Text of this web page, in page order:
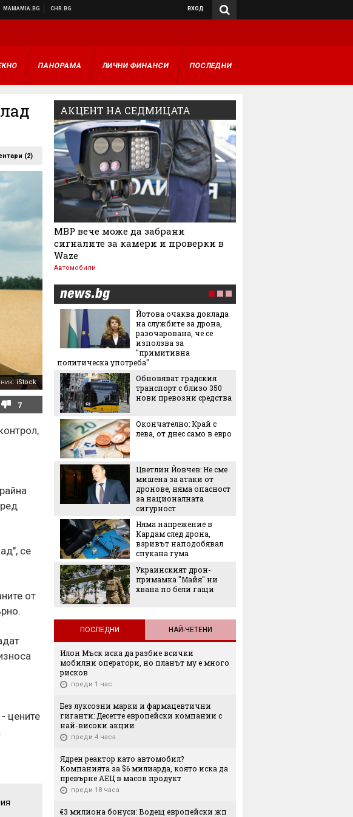
ВХОД
ПАНОРАМА ЛИЧНИ ФИНАНСИ ПОСЛЕДНИ
(2)
iStock
7
се
от
цените
АКЦЕНТ НА СЕДМИЦАТА
МВР вече може да забрани
сигналите за камери и проверки в
Waze
Автомобили
Вече има
които
в
солидна
заради
трима
Гледам
Йотова очаква доклада
на службите за дрона,
разочарована, че се
използва за
"примитивна
политическа употреба"
Обновяват градския
транспорт с близо 350
нови превозни средства
Окончателно: Край с
лева, от днес само в евро
Цветлин Йовчев: Не сме
мишена за атаки от
дронове, няма опасност
за националната
сигурност
Няма напрежение в
Кардам след дрона,
взривът наподобявал
спукана гума
Украинският дрон-
примамка "Майя" ни
хвана по бели гащи
ПОСЛЕДНИ НАЙ-ЧЕТЕНИ
Илон Мъск иска да разбие всички
мобилни оператори, но планът му е много
рисков
преди 1 час
Без луксозни марки и фармацевтични
гиганти: Десетте европейски компании с
най-високи акции
преди 4 часа
Ядрен реактор като автомобил?
Компанията за $6 милиарда, която иска да
превърне АЕЦ в масов продукт
преди 18 часа
€3 милиона бонуси: Водещ европейски жп